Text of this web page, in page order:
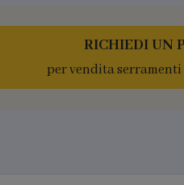
RICHIEDI UN
per vendita serramenti